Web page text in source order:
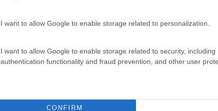
I want to allow Google to enable storage related to personalization.
I want to allow Google to enable storage related to security, including
authentication functionality and fraud prevention, and other user
CONFIRM